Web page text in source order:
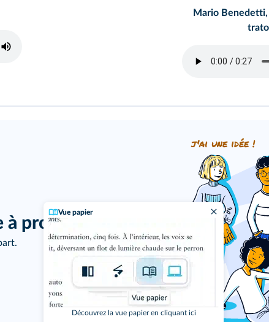
Vue papier
Découvrez la vue papier en cliquant ici
Mario Benedetti,
trato
proposer ?
j'ai une idée !